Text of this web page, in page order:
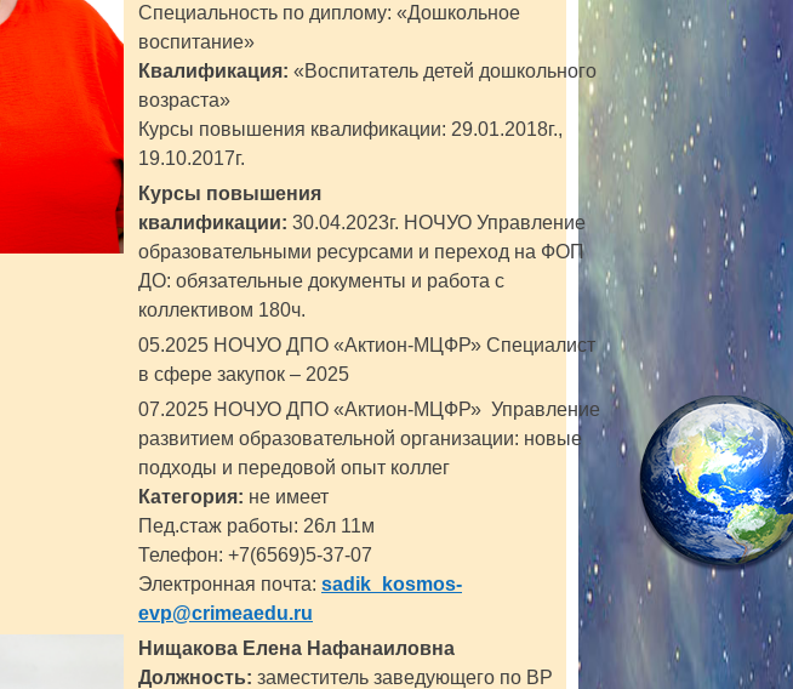
Специальность по диплому: «Дошкольное
воспитание»
Квалификация: «Воспитатель детей дошкольного
возраста»
Курсы повышения квалификации: 29.01.2018г.,
19.10.2017г.
Курсы повышения
квалификации: 30.04.2023г. НОЧУО Управление
образовательными ресурсами и переход на ФОП
ДО: обязательные документы и работа с
коллективом 180ч.
05.2025 НОЧУО ДПО «Актион-МЦФР» Специалист
в сфере закупок – 2025
07.2025 НОЧУО ДПО «Актион-МЦФР» Управление
развитием образовательной организации: новые
подходы и передовой опыт коллег
Категория: не имеет
Пед.стаж работы: 26л 11м
Телефон: +7(6569)5-37-07
Электронная почта: sadik_kosmos-
evp@crimeaedu.ru
Нищакова Елена Нафанаиловна
Должность: заместитель заведующего по ВР